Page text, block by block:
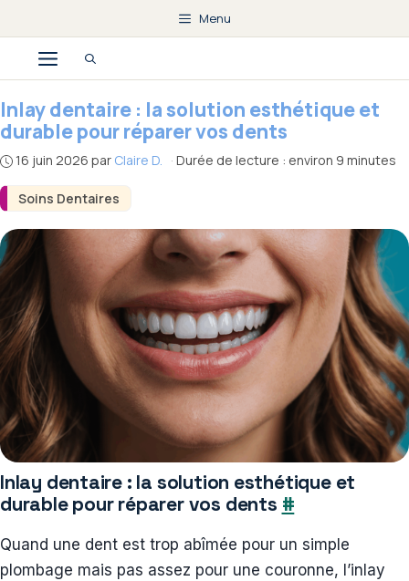
au
contenu
Menu
Menu
Soins Dentaires
Inlay dentaire : la solution esthétique et
durable pour réparer vos dents
16 juin 2026 par Claire D. · Durée de lecture : environ 9 minutes
Inlay dentaire : la solution esthétique et
durable pour réparer vos dents #
Quand une dent est trop abîmée pour un simple
plombage mais pas assez pour une couronne, l’inlay